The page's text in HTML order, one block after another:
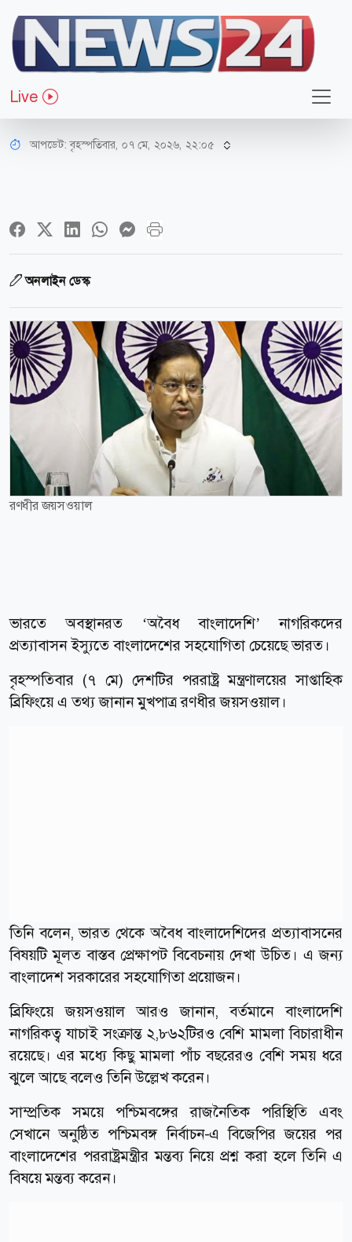
Live
আন্তর্জাতিক
‘অবৈধ বাংলাদেশি’ ফেরত পাঠাতে ঢাকার
সহযোগিতা চাইল দিল্লি
আপডেট: বৃহস্পতিবার, ০৭ মে, ২০২৬, ২২:০৫
অনলাইন ডেস্ক
রণধীর জয়সওয়াল
ভারতে অবস্থানরত ‘অবৈধ বাংলাদেশি’ নাগরিকদের
প্রত্যাবাসন ইস্যুতে বাংলাদেশের সহযোগিতা চেয়েছে ভারত।
বৃহস্পতিবার (৭ মে) দেশটির পররাষ্ট্র মন্ত্রণালয়ের সাপ্তাহিক
ব্রিফিংয়ে এ তথ্য জানান মুখপাত্র রণধীর জয়সওয়াল।
তিনি বলেন, ভারত থেকে অবৈধ বাংলাদেশিদের প্রত্যাবাসনের
বিষয়টি মূলত বাস্তব প্রেক্ষাপট বিবেচনায় দেখা উচিত। এ জন্য
বাংলাদেশ সরকারের সহযোগিতা প্রয়োজন।
ব্রিফিংয়ে জয়সওয়াল আরও জানান, বর্তমানে বাংলাদেশি
নাগরিকত্ব যাচাই সংক্রান্ত ২,৮৬২টিরও বেশি মামলা বিচারাধীন
রয়েছে। এর মধ্যে কিছু মামলা পাঁচ বছরেরও বেশি সময় ধরে
ঝুলে আছে বলেও তিনি উল্লেখ করেন।
সাম্প্রতিক সময়ে পশ্চিমবঙ্গের রাজনৈতিক পরিস্থিতি এবং
সেখানে অনুষ্ঠিত পশ্চিমবঙ্গ নির্বাচন-এ বিজেপির জয়ের পর
বাংলাদেশের পররাষ্ট্রমন্ত্রীর মন্তব্য নিয়ে প্রশ্ন করা হলে তিনি এ
বিষয়ে মন্তব্য করেন।